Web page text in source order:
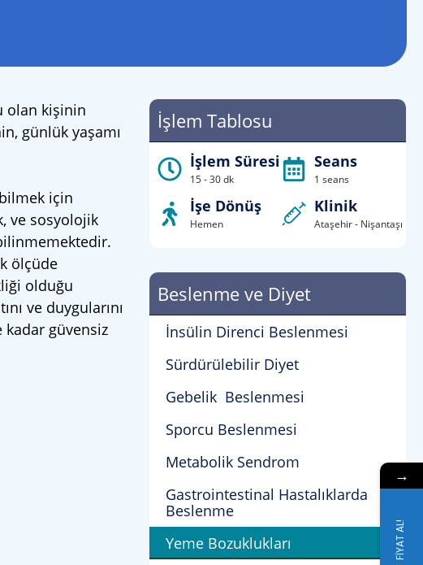
olan kişinin
günlük yaşamı
için
ve sosyolojik
ölçüde
olduğu
ve duygularını
güvensiz
İşlem Tablosu
İşlem Süresi
15 - 30 dk
İşe Dönüş
Hemen
Seans
1 seans
Klinik
Ataşehir - Nişantaşı
Beslenme ve Diyet
İnsülin Direnci Beslenmesi
Sürdürülebilir Diyet
Gebelik Beslenmesi
Sporcu Beslenmesi
Metabolik Sendrom
Gastrointestinal Hastalıklarda
Beslenme
Yeme Bozuklukları
→
FİYAT AL!